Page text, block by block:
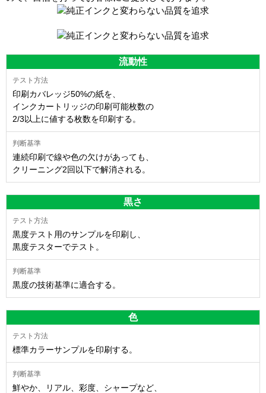
流動性
印刷カバレッジ50%の紙を、
インクカートリッジの印刷可能枚数の
2/3以上に値する枚数を印刷する。
連続印刷で線や色の欠けがあっても、
クリーニング2回以下で解消される。
黒さ
黒度テスト用のサンプルを印刷し、
黒度テスターでテスト。
黒度の技術基準に適合する。
色
標準カラーサンプルを印刷する。
鮮やか、リアル、彩度、シャープなど、